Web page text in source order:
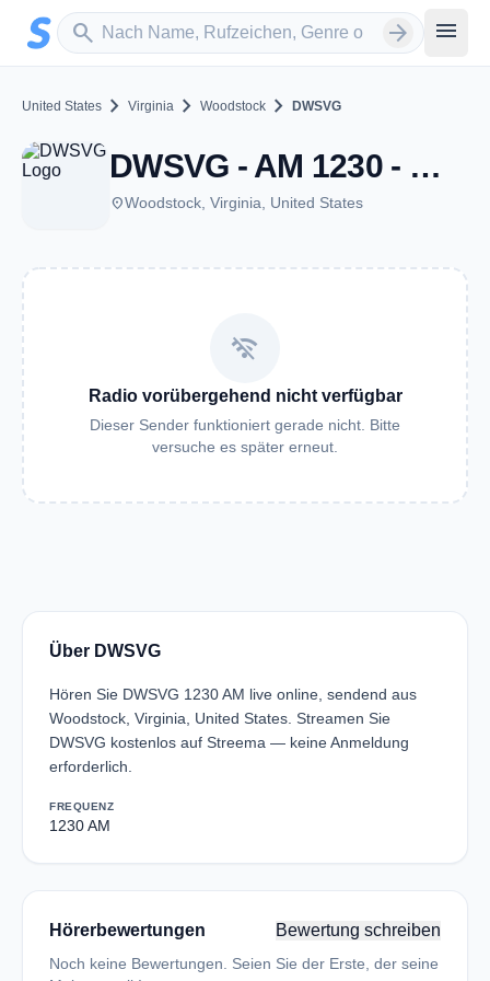
Zum Hauptinhalt springen
search
Sender suchen arrow_forward menu
United States chevron_right Virginia chevron_right Woodstock chevron_right DWSVG
DWSVG - AM 1230 - Woodstock, VA
placeWoodstock, Virginia, United States
wifi_off
Radio vorübergehend nicht verfügbar
Dieser Sender funktioniert gerade nicht. Bitte
versuche es später erneut.
Über DWSVG
Hören Sie DWSVG 1230 AM live online, sendend aus
Woodstock, Virginia, United States. Streamen Sie
DWSVG kostenlos auf Streema — keine Anmeldung
erforderlich.
FREQUENZ
1230 AM
Hörerbewertungen Bewertung schreiben
Noch keine Bewertungen. Seien Sie der Erste, der seine